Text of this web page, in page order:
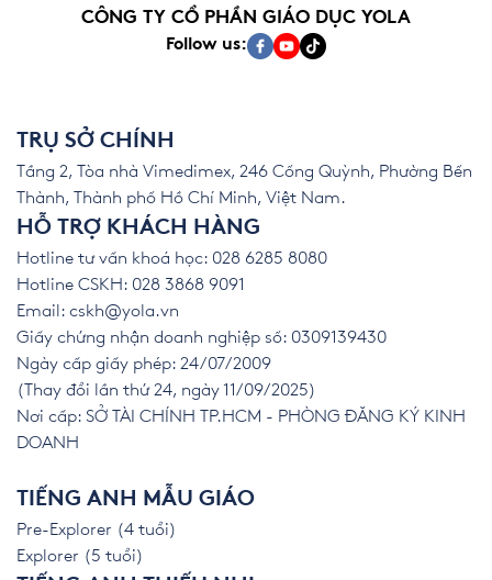
CÔNG TY CỔ PHẦN GIÁO DỤC YOLA
Follow us:
TRỤ SỞ CHÍNH
Tầng 2, Tòa nhà Vimedimex, 246 Cống Quỳnh, Phường Bến
Thành, Thành phố Hồ Chí Minh, Việt Nam.
HỖ TRỢ KHÁCH HÀNG
Hotline tư vấn khoá học: 028 6285 8080
Hotline CSKH: 028 3868 9091
Email: cskh@yola.vn
Giấy chứng nhận doanh nghiệp số: 0309139430
Ngày cấp giấy phép: 24/07/2009
(Thay đổi lần thứ 24, ngày 11/09/2025)
Nơi cấp: SỞ TÀI CHÍNH TP.HCM - PHÒNG ĐĂNG KÝ KINH
DOANH
TIẾNG ANH MẪU GIÁO
Pre-Explorer (4 tuổi)
Explorer (5 tuổi)